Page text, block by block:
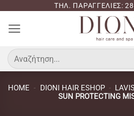
περιεχόμενο
ΤΗΛ. ΠΑΡΑΓΓΕΛΙΕΣ:
Αναζήτηση
για:
HOME - DIONI HAIR ESHOP -
SUN PROTECTING